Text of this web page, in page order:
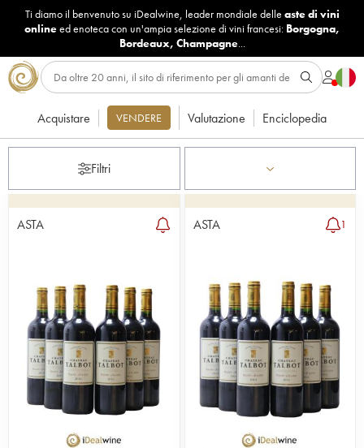
Ti diamo il benvenuto su iDealwine, leader mondiale delle aste di vini
onlineed enoteca con un'ampia selezione di vini francesi: Borgogna,
Bordeaux, Champagne...
Acquistare VENDERE Valutazione Enciclopedia
Filtri
ASTA ASTA 1